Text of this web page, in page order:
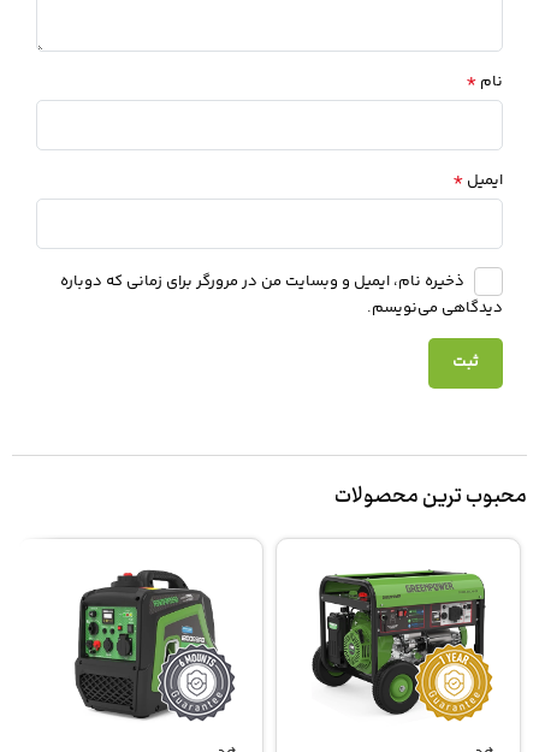
نام *
ایمیل *
ذخیره نام، ایمیل و وبسایت من در مرورگر برای زمانی که دوباره
دیدگاهی می‌نویسم.
محبوب ترین محصولات